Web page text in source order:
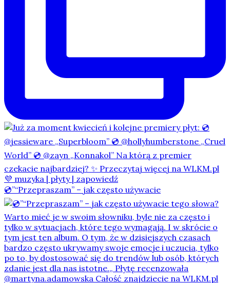
💿”“Przepraszam” – jak często używacie